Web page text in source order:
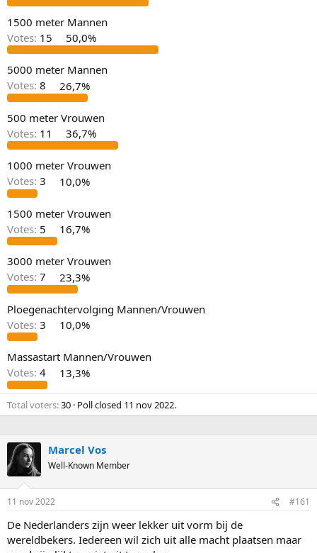
1500 meter Mannen
Votes: 15 50,0%
5000 meter Mannen
Votes: 8 26,7%
500 meter Vrouwen
Votes: 11 36,7%
1000 meter Vrouwen
Votes: 3 10,0%
1500 meter Vrouwen
Votes: 5 16,7%
3000 meter Vrouwen
Votes: 7 23,3%
Ploegenachtervolging Mannen/Vrouwen
Votes: 3 10,0%
Massastart Mannen/Vrouwen
Votes: 4 13,3%
Total voters 30 Poll closed 11 nov 2022.
Marcel Vos
Well-Known Member
11 nov 2022 #161
De Nederlanders zijn weer lekker uit vorm bij de
wereldbekers. Iedereen wil zich uit alle macht plaatsen maar